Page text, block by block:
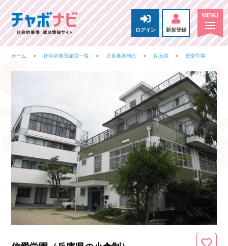
ログイン 新規登録
ホーム 社会的養護施設一覧 児童養護施設 兵庫県 信愛学園